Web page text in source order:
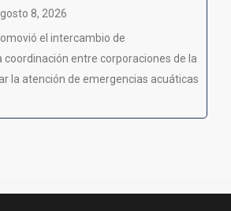
8, 2026
el intercambio de
coordinación entre corporaciones de la
la atención de emergencias acuáticas